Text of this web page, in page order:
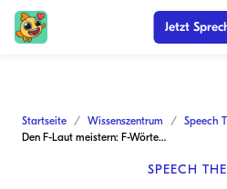
Jetzt
Startseite Wissenszentrum
Speech
Den F-Laut meistern: F-Wörter-Liste Mommy Speech Therapy
SPEECH